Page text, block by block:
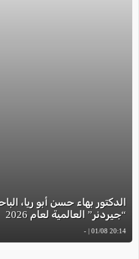
الدكتور بهاء حسن أبو ريا،
“جيردنر” العالمية لعام 2026
20:14 01/08 | -